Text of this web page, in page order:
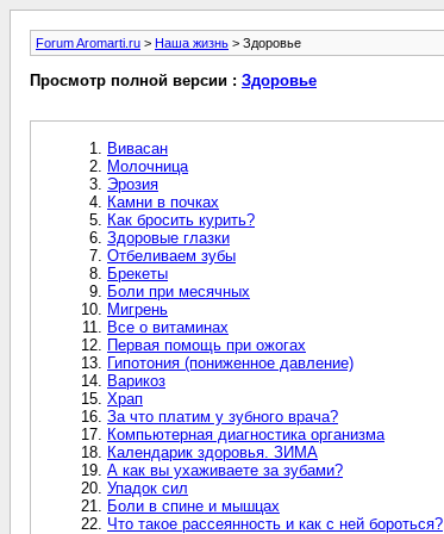
Forum Aromarti.ru > Наша жизнь > Здоровье
Просмотр полной версии : Здоровье
Вивасан
Молочница
Эрозия
Камни в почках
Как бросить курить?
Здоровые глазки
Отбеливаем зубы
Брекеты
Боли при месячных
Мигрень
Все о витаминах
Первая помощь при ожогах
Гипотония (пониженное давление)
Варикоз
Храп
За что платим у зубного врача?
Компьютерная диагностика организма
Календарик здоровья. ЗИМА
А как вы ухаживаете за зубами?
Упадок сил
Боли в спине и мышцах
Что такое рассеянность и как с ней бороться?